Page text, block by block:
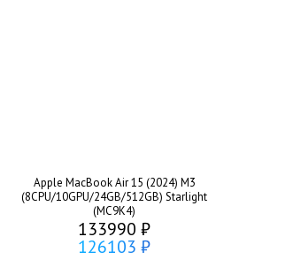
Apple MacBook Air 15 (2024) M3
(8CPU/10GPU/24GB/512GB) Starlight
(MC9K4)
133990 ₽
126103 ₽